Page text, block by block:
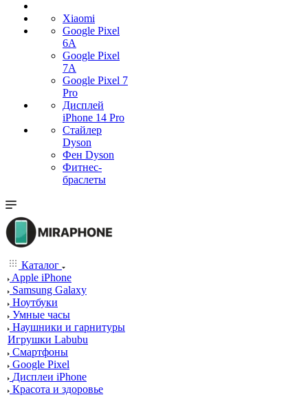
Xiaomi
Google Pixel
6A
Google Pixel
7А
Google Pixel 7
Pro
Дисплей
iPhone 14 Pro
Стайлер
Dyson
Фен Dyson
Фитнес-
браслеты
Каталог
Apple iPhone
Samsung Galaxy
Ноутбуки
Умные часы
Наушники и гарнитуры
Игрушки Labubu
Смартфоны
Google Pixel
Дисплеи iPhone
Красота и здоровье